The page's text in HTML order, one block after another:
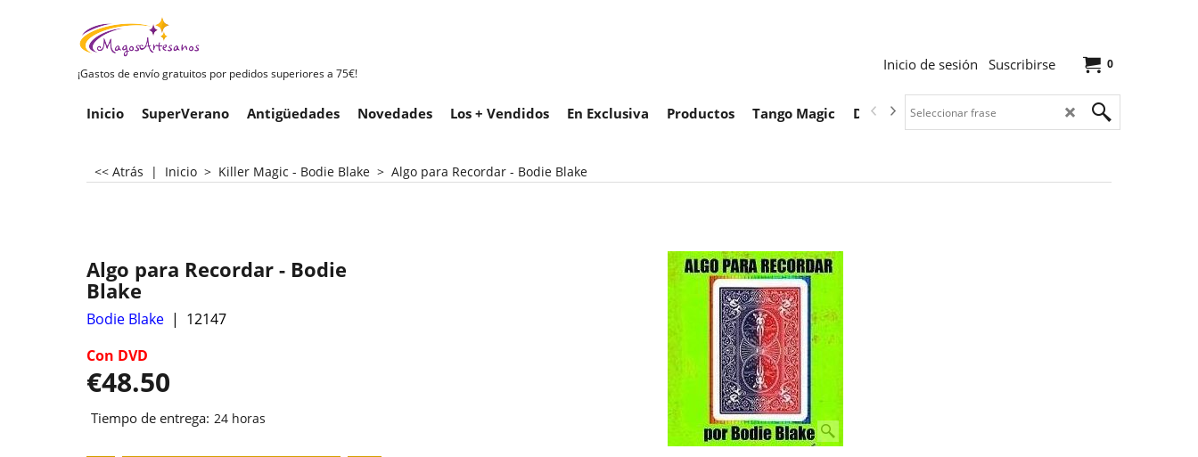
¡Gastos de envío gratuitos por pedidos superiores a 75€!
0
Inicio de sesión Suscribirse
Inicio SuperVerano Antigüedades Novedades Los + Vendidos En Exclusiva Productos Tango Magic Descargas
<< Atrás | Inicio > Killer Magic - Bodie Blake > Algo para Recordar - Bodie Blake
Algo para Recordar - Bodie
Blake
Bodie Blake
12147
Con DVD
€48.50
Tiempo de entrega: 24 horas